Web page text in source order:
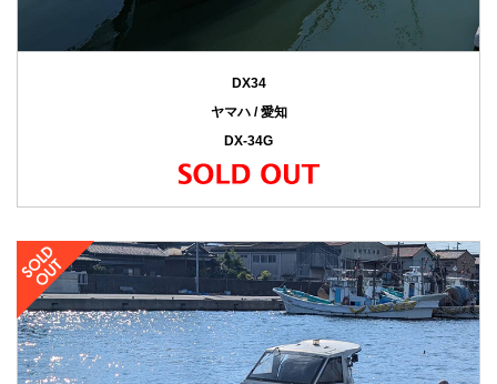
DX34
ヤマハ / 愛知
DX-34G